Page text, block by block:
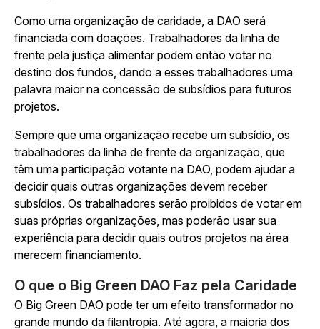
Como uma organização de caridade, a DAO será
financiada com doações. Trabalhadores da linha de
frente pela justiça alimentar podem então votar no
destino dos fundos, dando a esses trabalhadores uma
palavra maior na concessão de subsídios para futuros
projetos.
Sempre que uma organização recebe um subsídio, os
trabalhadores da linha de frente da organização, que
têm uma participação votante na DAO, podem ajudar a
decidir quais outras organizações devem receber
subsídios. Os trabalhadores serão proibidos de votar em
suas próprias organizações, mas poderão usar sua
experiência para decidir quais outros projetos na área
merecem financiamento.
O que o Big Green DAO Faz pela Caridade
O Big Green DAO pode ter um efeito transformador no
grande mundo da filantropia. Até agora, a maioria dos